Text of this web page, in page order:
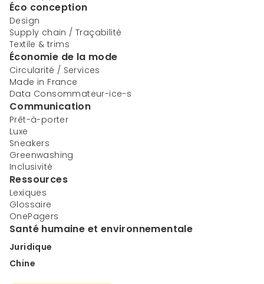
Éco conception
Design
Supply chain / Traçabilité
Textile & trims
Économie de la mode
Circularité / Services
Made in France
Data Consommateur-ice-s
Communication
Prêt-à-porter
Luxe
Sneakers
Greenwashing
Inclusivité
Ressources
Lexiques
Glossaire
OnePagers
Santé humaine et environnementale
Juridique
Chine